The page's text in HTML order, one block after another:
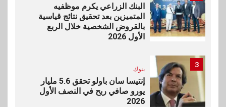
البنك الزراعي يكرم موظفيه
المتميزين بعد تحقيق نتائج قياسية
بالقروض الشخصية خلال الربع
الأول 2026
3
بنوك
إنتيسا سان باولو تحقق 5.6 مليار
يورو صافي ربح في النصف الأول
2026